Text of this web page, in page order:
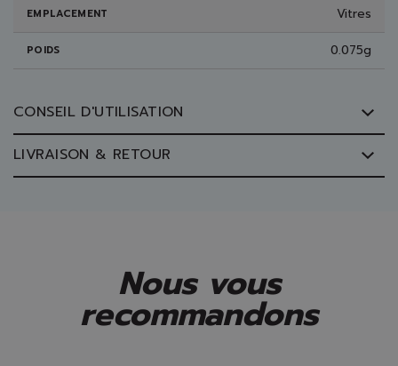
EMPLACEMENT Vitres
POIDS 0.075g
CONSEIL D'UTILISATION
LIVRAISON & RETOUR
Nous vous
recommandons